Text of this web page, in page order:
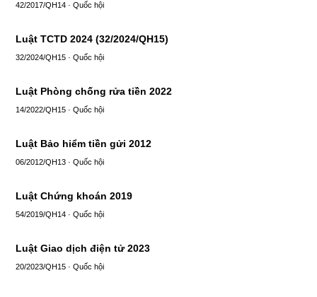
42/2017/QH14 · Quốc hội
Luật TCTD 2024 (32/2024/QH15)
32/2024/QH15 · Quốc hội
Luật Phòng chống rửa tiền 2022
14/2022/QH15 · Quốc hội
Luật Bảo hiểm tiền gửi 2012
06/2012/QH13 · Quốc hội
Luật Chứng khoán 2019
54/2019/QH14 · Quốc hội
Luật Giao dịch điện tử 2023
20/2023/QH15 · Quốc hội